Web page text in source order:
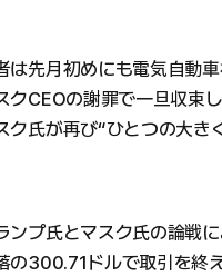
は先月初めにも電気自動
クCEOの謝罪で一旦収束
ク氏が再び“ひとつの大き
ンプ氏とマスク氏の論戦
の300.71ドルで取引を終